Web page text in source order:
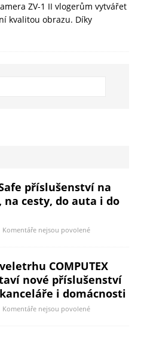
ZV-1 II vlogerům vytvářet
kvalitou obrazu. Díky
příslušenství na
na cesty, do auta i do
Komentáře nejsou povolené
COMPUTEX
nové příslušenství
i domácnosti
Komentáře nejsou povolené